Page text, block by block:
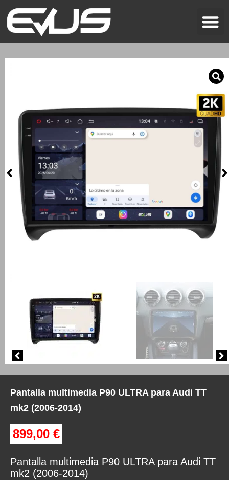
Pantalla multimedia P90 ULTRA para Audi TT
mk2 (2006-2014)
899,00 €
Pantalla multimedia P90 ULTRA para Audi TT
mk2 (2006-2014)